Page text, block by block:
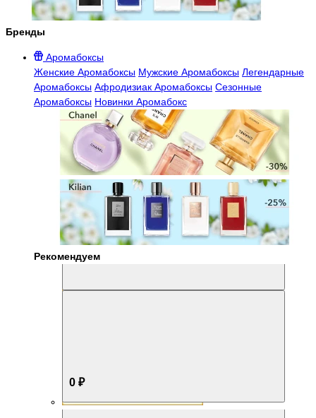
Бренды
Аромабоксы
Женские Аромабоксы Мужские Аромабоксы Легендарные
Аромабоксы Афродизиак Аромабоксы Сезонные
Аромабоксы Новинки Аромабокс
Рекомендуем
0 ₽